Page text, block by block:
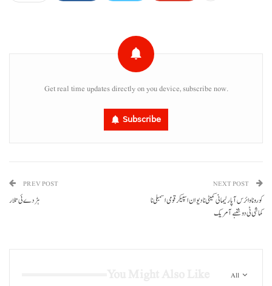
Get real time updates directly on you device, subscribe now.
Subscribe
PREV POST
ہڑدے ئی تلار
NEXT POST
کورونا وائرس آ پارلیمانی کمیٹی نا دیوان اسپیکر قومی اسمبلی نا
کماشی ٹی دوشنبے آ مریک
All